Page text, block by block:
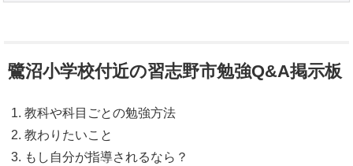
鷺沼小学校付近の習志野市勉強Q&A掲示板
教科や科目ごとの勉強方法
教わりたいこと
もし自分が指導されるなら？